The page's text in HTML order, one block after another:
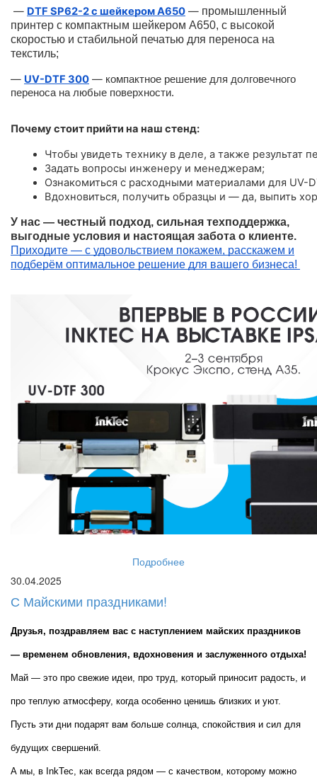
— DTF SP62-2 с шейкером A650 — промышленный
принтер с компактным шейкером А650, с высокой
скоростью и стабильной печатью для переноса на
текстиль;
— UV-DTF 300 — компактное решение для долговечного
переноса на любые поверхности.
Почему стоит прийти на наш стенд:
Чтобы увидеть технику в деле, а также результат
Задать вопросы инженеру и менеджерам;
Ознакомиться с расходными материалами для UV-
Вдохновиться, получить образцы и — да, выпить
У нас — честный подход, сильная техподдержка,
выгодные условия и настоящая забота о клиенте.
Приходите — с удовольствием покажем, расскажем и
подберём оптимальное решение для вашего бизнеса!
Подробнее
30.04.2025
С Майскими праздниками!
Друзья, поздравляем вас с наступлением майских праздников
— временем обновления, вдохновения и заслуженного отдыха!
Май — это про свежие идеи, про труд, который приносит радость, и
про теплую атмосферу, когда особенно ценишь близких и уют.
Пусть эти дни подарят вам больше солнца, спокойствия и сил для
будущих свершений.
А мы, в InkTec, как всегда рядом — с качеством, которому можно